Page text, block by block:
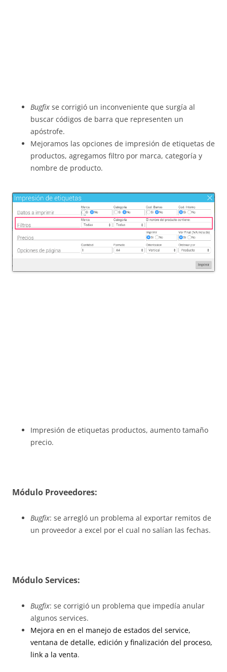
Bugfix se corrigió un inconveniente que surgía al
buscar códigos de barra que representen un
apóstrofe.
Mejoramos las opciones de impresión de etiquetas de
productos, agregamos filtro por marca, categoría y
nombre de producto.
Impresión de etiquetas productos, aumento tamaño
precio.
Módulo Proveedores:
Bugfix: se arregló un problema al exportar remitos de
un proveedor a excel por el cual no salían las fechas.
Módulo Services:
Bugfix: se corrigió un problema que impedía anular
algunos services.
Mejora en en el manejo de estados del service,
ventana de detalle, edición y finalización del proceso,
link a la venta.